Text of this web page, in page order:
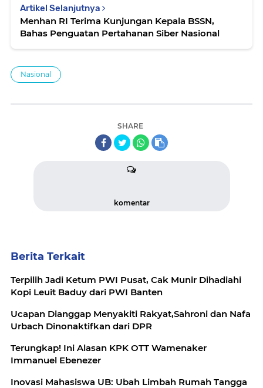
Artikel Selanjutnya
Menhan RI Terima Kunjungan Kepala BSSN,
Bahas Penguatan Pertahanan Siber Nasional
Nasional
SHARE
komentar
Berita Terkait
Terpilih Jadi Ketum PWI Pusat, Cak Munir Dihadiahi
Kopi Leuit Baduy dari PWI Banten
Ucapan Dianggap Menyakiti Rakyat,Sahroni dan Nafa
Urbach Dinonaktifkan dari DPR
Terungkap! Ini Alasan KPK OTT Wamenaker
Immanuel Ebenezer
Inovasi Mahasiswa UB: Ubah Limbah Rumah Tangga